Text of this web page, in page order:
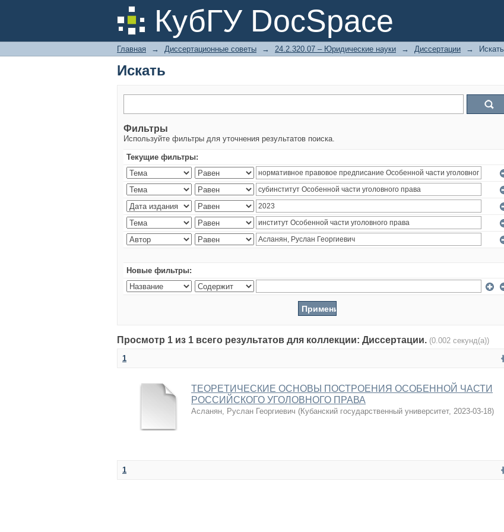
КубГУ DocSpace
Искать
Главная → Диссертационные советы → 24.2.320.07 – Юридические науки → Диссертации → Искать
Искать
Фильтры
Используйте фильтры для уточнения результатов поиска.
Текущие фильтры:
Новые фильтры:
Просмотр 1 из 1 всего результатов для коллекции: Диссертации. (0.002 секунд(а))
1
ТЕОРЕТИЧЕСКИЕ ОСНОВЫ ПОСТРОЕНИЯ ОСОБЕННОЙ ЧАСТИ
РОССИЙСКОГО УГОЛОВНОГО ПРАВА
Асланян, Руслан Георгиевич (Кубанский государственный университет, 2023-03-18)
1